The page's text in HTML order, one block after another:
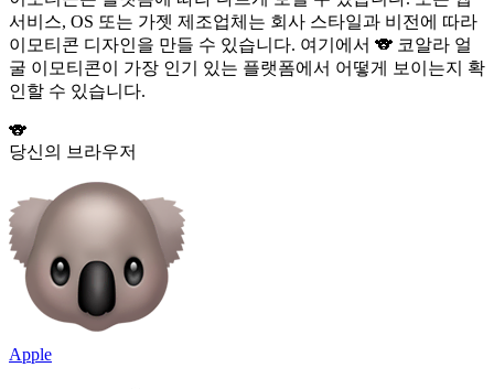
서비스, OS 또는 가젯 제조업체는 회사 스타일과 비전에 따라
이모티콘 디자인을 만들 수 있습니다. 여기에서 🐨 코알라 얼
굴 이모티콘이 가장 인기 있는 플랫폼에서 어떻게 보이는지 확
인할 수 있습니다.
🐨
당신의 브라우저
Apple